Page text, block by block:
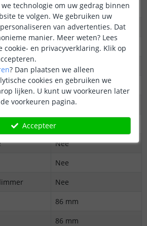
Ja
86x20x86 mm
30 meter (max)
Ja
bedienen
Ja
module
Ja
Nee
Nee
Nee
86 mm
86 mm
technologie om uw gedrag binnen
te volgen. We gebruiken uw
van advertenties. Dat
manier. Meer weten? Lees
cookie- en privacyverklaring. Klik op
? Dan plaatsen we alleen
cookies en gebruiken we
lijken. U kunt uw voorkeuren later
voorkeuren pagina.
Accepteer